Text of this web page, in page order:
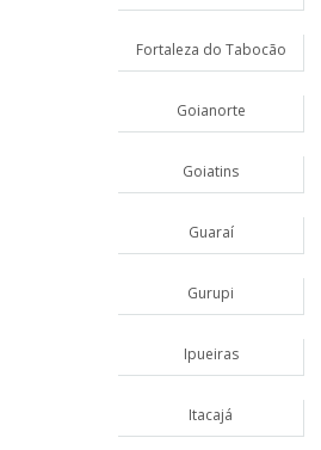
Fortaleza do Tabocão
Goianorte
Goiatins
Guaraí
Gurupi
Ipueiras
Itacajá